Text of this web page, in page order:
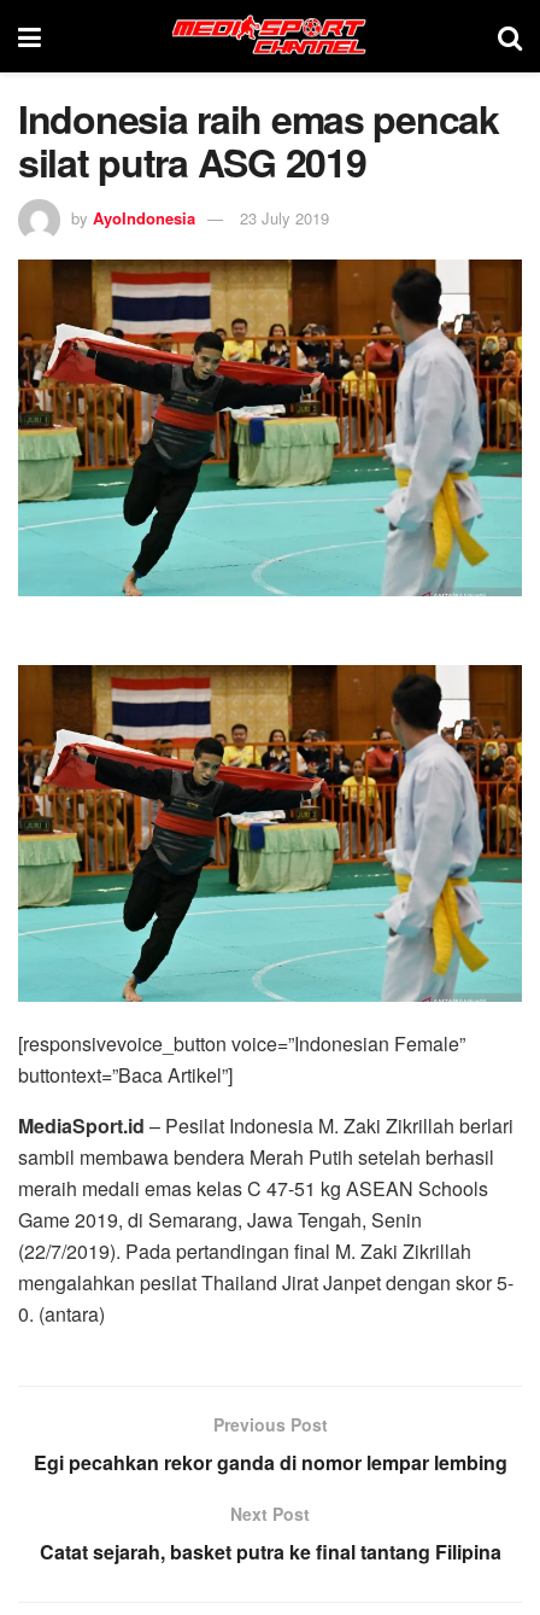
Indonesia raih emas pencak
silat putra ASG 2019
by AyoIndonesia 23 July 2019
[responsivevoice_button voice=”Indonesian Female”
buttontext=”Baca Artikel”]
MediaSport.id – Pesilat Indonesia M. Zaki Zikrillah berlari
sambil membawa bendera Merah Putih setelah berhasil
meraih medali emas kelas C 47-51 kg ASEAN Schools
Game 2019, di Semarang, Jawa Tengah, Senin
(22/7/2019). Pada pertandingan final M. Zaki Zikrillah
mengalahkan pesilat Thailand Jirat Janpet dengan skor 5-
0. (antara)
Previous Post
Egi pecahkan rekor ganda di nomor lempar lembing
Next Post
Catat sejarah, basket putra ke final tantang Filipina